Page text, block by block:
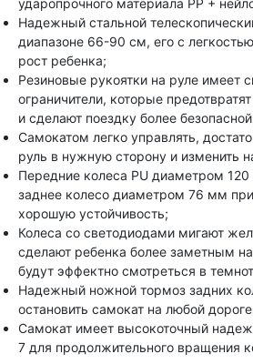
Надежный стальной
диапазоне 66-90 см, его с
рост ребенка;
Резиновые рукоятки на руле имеет
ограничители, которые
и сделают поездку более
Самокатом легко управлять,
руль в нужную сторону и изменить
Передние колеса PU диаметром
заднее колесо диаметром 76 мм
хорошую устойчивость;
Колеса со светодиодами мигают
сделают ребенка более заметным
будут эффектно смотреться в
Надежный ножной тормоз задних
остановить самокат на любой
Самокат имеет высокоточный
7 для продолжительного вращения